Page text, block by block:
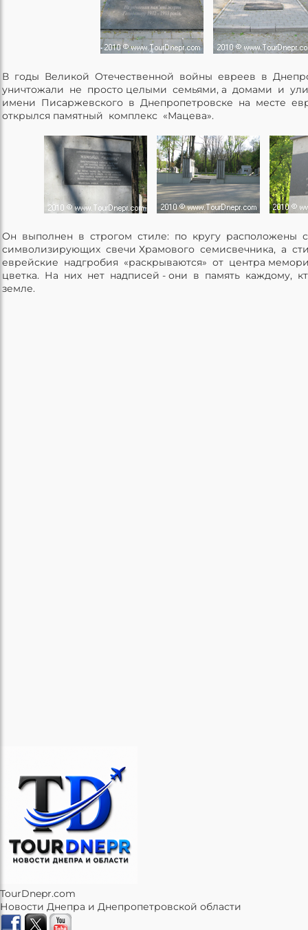
В годы Великой Отечественной войны евреев в
уничтожали не просто целыми семьями, а домами и
имени Писаржевского в Днепропетровске на месте
открылся памятный комплекс «Мацева».
Он выполнен в строгом стиле: по кругу расположены
символизирующих свечи Храмового семисвечника, а
еврейские надгробия «раскрываются» от центра
цветка. На них нет надписей - они в память каждому,
земле.
TourDnepr.com
Новости Днепра и Днепропетровской области